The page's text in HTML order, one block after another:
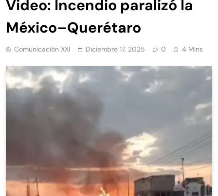
Video: Incendio paralizó la
México–Querétaro
Comunicación XXI Diciembre 17, 2025 0 4 Mins